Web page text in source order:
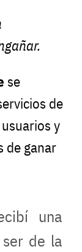
se
de
y
de ganar
una
de la